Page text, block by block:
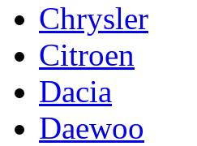
Chrysler
Citroen
Dacia
Daewoo